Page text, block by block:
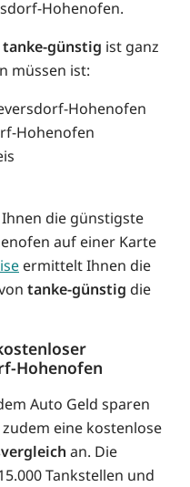
Hohenofen.
tanke-günstig ist ganz
müssen ist:
Hohenofen
Hohenofen
die günstigste
auf einer Karte
ermittelt Ihnen die
tanke-günstig die
Hohenofen
Auto Geld sparen
zudem eine kostenlose
an. Die
Tankstellen und